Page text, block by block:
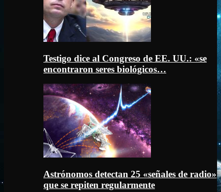
Testigo dice al Congreso de EE. UU.: «se
encontraron seres biológicos…
Astrónomos detectan 25 «señales de radio»
que se repiten regularmente